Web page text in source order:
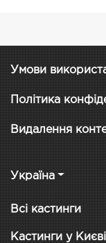
Умови
Політика
Видалення
Україна
Всі кастинги
Кастинги у Києві